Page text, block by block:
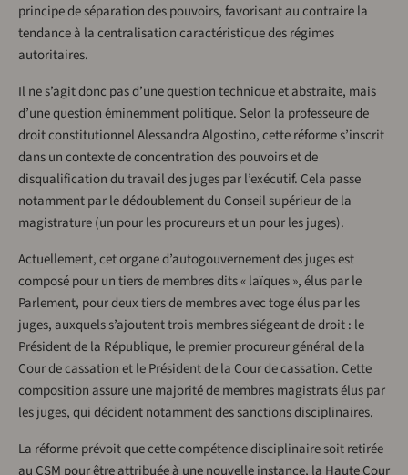
principe de séparation des pouvoirs, favorisant au contraire la
tendance à la centralisation caractéristique des régimes
autoritaires.
Il ne s’agit donc pas d’une question technique et abstraite, mais
d’une question éminemment politique. Selon la professeure de
droit constitutionnel Alessandra Algostino, cette réforme s’inscrit
dans un contexte de concentration des pouvoirs et de
disqualification du travail des juges par l’exécutif. Cela passe
notamment par le dédoublement du Conseil supérieur de la
magistrature (un pour les procureurs et un pour les juges).
Actuellement, cet organe d’autogouvernement des juges est
composé pour un tiers de membres dits « laïques », élus par le
Parlement, pour deux tiers de membres avec toge élus par les
juges, auxquels s’ajoutent trois membres siégeant de droit : le
Président de la République, le premier procureur général de la
Cour de cassation et le Président de la Cour de cassation. Cette
composition assure une majorité de membres magistrats élus par
les juges, qui décident notamment des sanctions disciplinaires.
La réforme prévoit que cette compétence disciplinaire soit retirée
au CSM pour être attribuée à une nouvelle instance, la Haute Cour